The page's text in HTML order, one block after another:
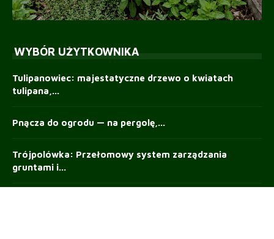
WYBÓR UŻYTKOWNIKA
Tulipanowiec: majestatyczne drzewo o kwiatach
tulipana,...
Pnącza do ogrodu — na pergolę,...
Trójpolówka: Przełomowy system zarządzania
gruntami i...